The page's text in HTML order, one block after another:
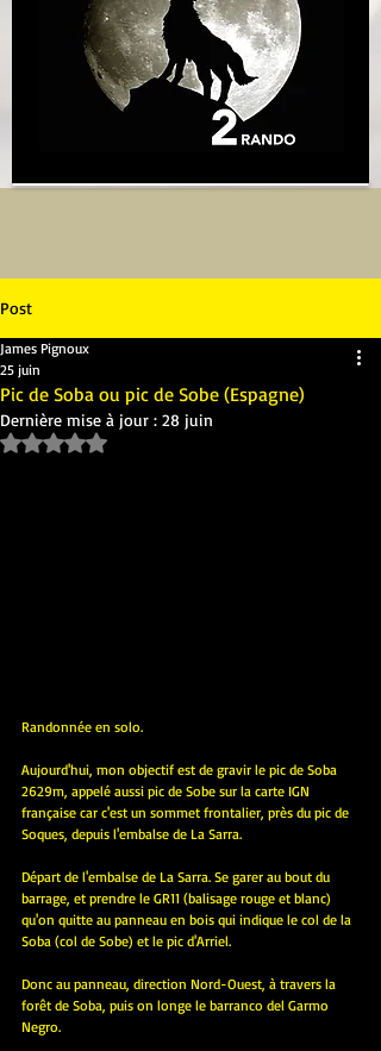
Post
Pic de Soba ou pic de Sobe (Espagne)
James Pignoux
25 juin
Dernière mise à jour : 28 juin
Noté NaN étoiles sur 5.
Randonnée en solo.
Aujourd'hui, mon objectif est de gravir le pic de Soba
2629m, appelé aussi pic de Sobe sur la carte IGN
française car c'est un sommet frontalier, près du pic de
Soques, depuis l'embalse de La Sarra.
Départ de l'embalse de La Sarra. Se garer au bout du
barrage, et prendre le GR11 (balisage rouge et blanc)
qu'on quitte au panneau en bois qui indique le col de la
Soba (col de Sobe) et le pic d'Arriel.
Donc au panneau, direction Nord-Ouest, à travers la
forêt de Soba, puis on longe le barranco del Garmo
Negro.